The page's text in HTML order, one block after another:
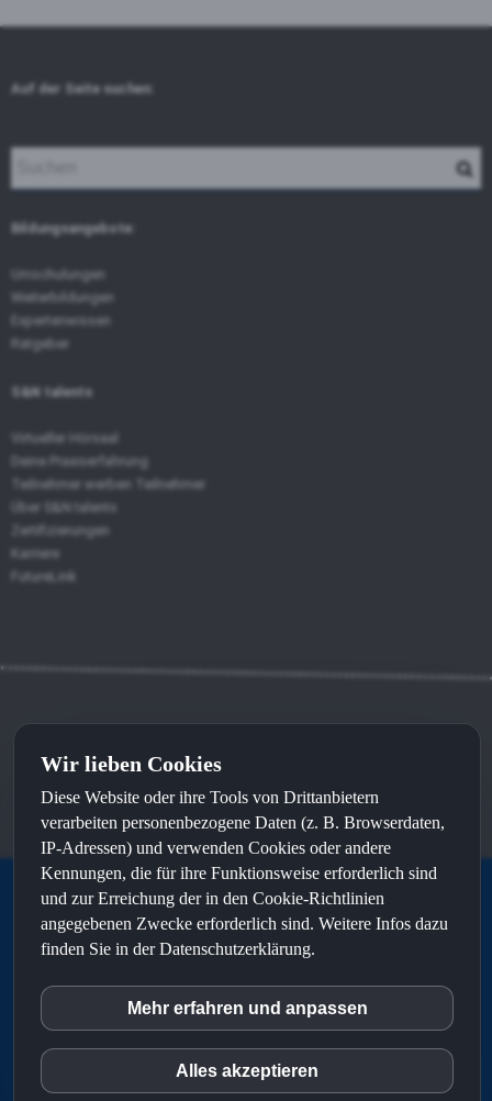
Auf der Seite suchen:
Bildungsangebote:
Umschulungen
Weiterbildungen
Expertenwissen
Ratgeber
S&N talents
Virtueller Hörsaal
Deine Praxiserfahrung
Teilnehmer werben Teilnehmer
Über S&N talents
Zertifizierungen
Karriere
FutureLink
Kontakt⦁Impressum
Made with sunWeb and recommended by sunLocal
S&N talents ist eine Marke von
Wir lieben Cookies
Diese Website oder ihre Tools von Drittanbietern
verarbeiten personenbezogene Daten (z. B. Browserdaten,
IP-Adressen) und verwenden Cookies oder andere
Kennungen, die für ihre Funktionsweise erforderlich sind
und zur Erreichung der in den Cookie-Richtlinien
angegebenen Zwecke erforderlich sind. Weitere Infos dazu
finden Sie in der Datenschutzerklärung.
inCMS
Matomo (Piwik)
Mehr erfahren und anpassen
Alles akzeptieren